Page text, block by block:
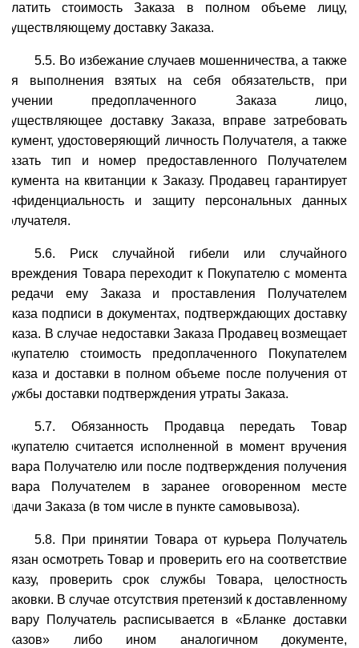
стоимость Заказа в полном объеме лицу,
доставку Заказа.
5.5. Во избежание случаев мошенничества, а также
выполнения взятых на себя обязательств, при
предоплаченного Заказа лицо,
доставку Заказа, вправе затребовать
удостоверяющий личность Получателя, а также
тип и номер предоставленного Получателем
на квитанции к Заказу. Продавец гарантирует
и защиту персональных данных
5.6. Риск случайной гибели или случайного
Товара переходит к Покупателю с момента
ему Заказа и проставления Получателем
подписи в документах, подтверждающих доставку
В случае недоставки Заказа Продавец возмещает
стоимость предоплаченного Покупателем
и доставки в полном объеме после получения от
доставки подтверждения утраты Заказа.
5.7. Обязанность Продавца передать Товар
считается исполненной в момент вручения
Получателю или после подтверждения получения
Получателем в заранее оговоренном месте
Заказа (в том числе в пункте самовывоза).
5.8. При принятии Товара от курьера Получатель
осмотреть Товар и проверить его на соответствие
проверить срок службы Товара, целостность
В случае отсутствия претензий к доставленному
Получатель расписывается в «Бланке доставки
либо ином аналогичном документе,